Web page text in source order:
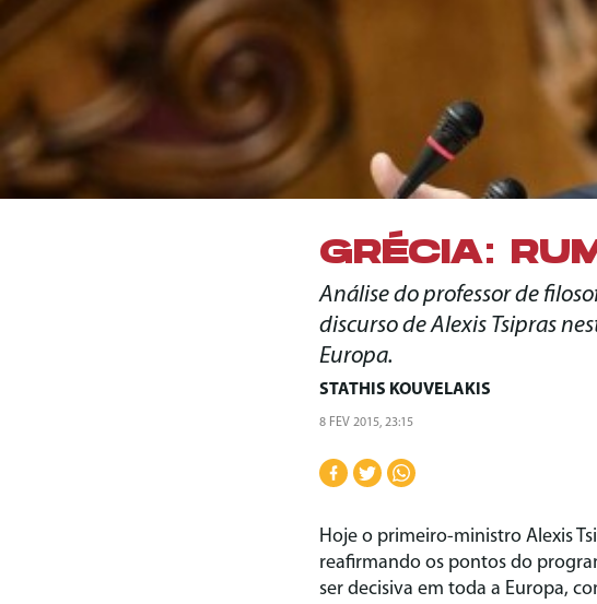
GRÉCIA:
Análise do professor de
discurso de Alexis Tsipras
Europa.
STATHIS KOUVELAKIS
8 FEV 2015, 23:15
Hoje o primeiro-ministro Alexis
reafirmando os pontos do
ser decisiva em toda a Europa,